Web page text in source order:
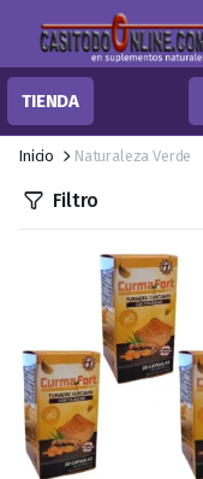
TIENDA
Inicio Naturaleza Verde
Filtro